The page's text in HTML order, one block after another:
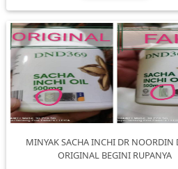
MINYAK SACHA INCHI DR NOORDIN
ORIGINAL BEGINI RUPANYA